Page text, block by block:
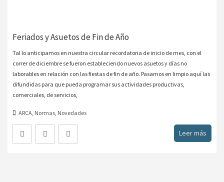
Feriados y Asuetos de Fin de Año
Tal lo anticipamos en nuestra circular recordatoria de inicio de mes, con el
correr de diciembre se fueron estableciendo nuevos asuetos y días no
laborables en relación con las fiestas de fin de año. Pasamos en limpio aquí las
difundidas para que pueda programar sus actividades productivas,
comerciales, de servicios,
ARCA, Normas, Novedades
Leer más